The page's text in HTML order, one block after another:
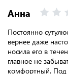
Анна
Постоянно
вернее даже
носила его в
главное не
комфортный. Под